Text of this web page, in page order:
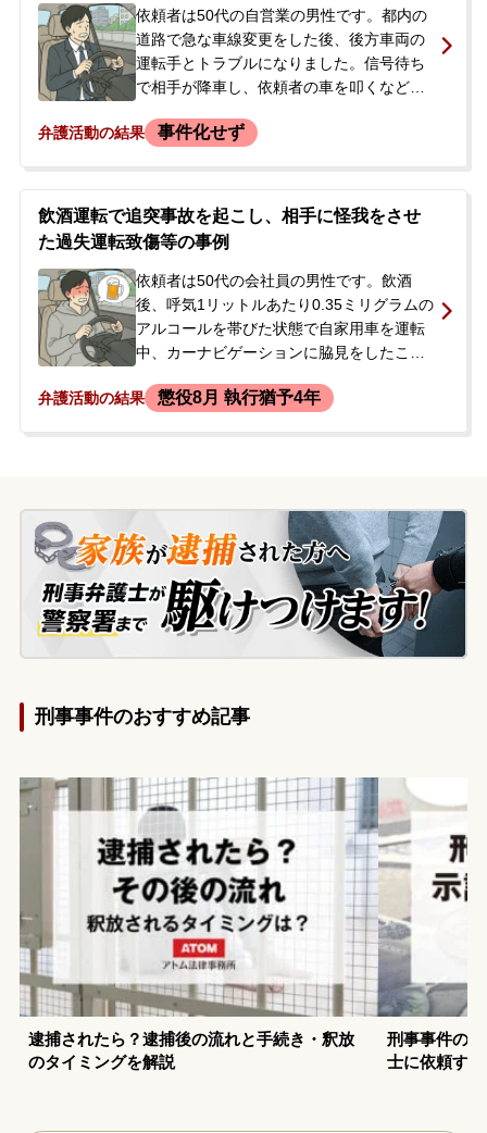
ていたことなど、状況証拠が揃っていると
告げられました。逮捕の連絡を受けた妻
が、今後の対応について不安を感じ、当事
務所に電話で相談され、即日依頼となりま
依頼者は50代の自営業の男性です。都内の
道路で急な車線変更をした後、後方車両の
運転手とトラブルになりました。信号待ち
で相手が降車し、依頼者の車を叩くなどし
際に相手の足を踏んで怪我をさせてしまい
を望んでいませんでしたが、依頼者が直接
電話した際の口論が原因で被害届が提出さ
れ、在宅事件として捜査されることになり
ました。逮捕や刑事処分への不安から、当
事務所へ相談されました。
弁護活動の結果 事件化せず
飲酒運転で追突事故を起こし、相手に怪我をさせ
た過失運転致傷等の事例
依頼者は50代の会社員の男性です。飲酒
後、呼気1リットルあたり0.35ミリグラムの
アルコールを帯びた状態で自家用車を運転
中、カーナビゲーションに脇見をしたこと
しました。この事故により、相手方運転手
後、実際に起訴状が自宅に届いたため、今
後の刑事処分の見通しについて不安を感
じ、当事務所へ相談に来られ、即日依頼さ
れることとなりました。
弁護活動の結果 懲役8月 執行猶予4年
刑事事件のおすすめ記事
逮捕されたら？逮捕後の流れと手続き・釈放
のタイミングを解説
刑事事件の
士に依頼す